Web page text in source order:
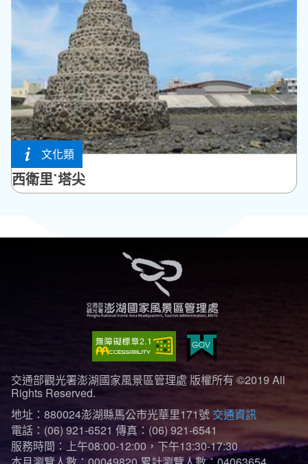
文化類
馬公市
西衛里˙塔尖
交通部觀光署澎湖國家風景區管理處 版權所有 ©2019 All
Rights Reserved.
地址：880024澎湖縣馬公市光華里171號 交通資訊
電話：(06) 921-6521 傳真：(06) 921-6541
服務時間：上午08:00-12:00，下午13:30-17:30